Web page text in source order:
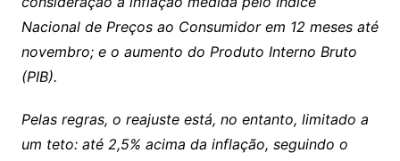
Nacional de Preços ao Consumidor em 12 meses até
novembro; e o aumento do Produto Interno Bruto
(PIB).
Pelas regras, o reajuste está, no entanto, limitado a
um teto: até 2,5% acima da inflação, seguindo o